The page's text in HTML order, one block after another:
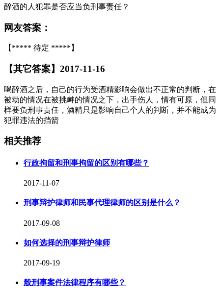
醉酒的人犯罪是否应当负刑事责任？
网友答案：
【***** 待定 *****】
【其它答案】2017-11-16
喝醉酒之后，自己的行为受酒精影响会做出不正常的判断，在
被动的情况在被挑衅的情况之下，出手伤人，情有可原，但同
样要负刑事责任，酒精只是影响自己个人的判断，并不能成为
犯罪违法的挡箭
相关推荐
行政拘留和刑事拘留的区别有哪些？
2017-11-07
刑事辩护律师和民事代理律师的区别是什么？
2017-09-08
如何选择的刑事辩护律师
2017-09-19
般刑事案件法律程序有哪些？